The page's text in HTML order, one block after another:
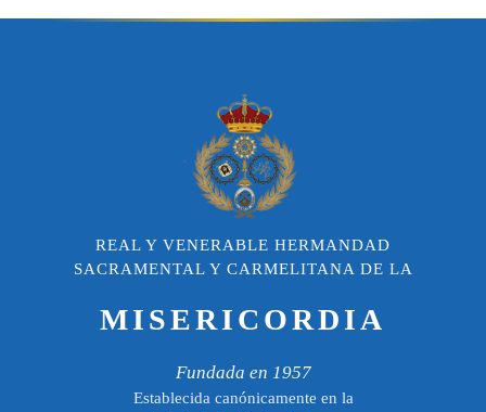
REAL Y VENERABLE HERMANDAD
SACRAMENTAL Y CARMELITANA DE LA
MISERICORDIA
Fundada en 1957
Establecida canónicamente en la